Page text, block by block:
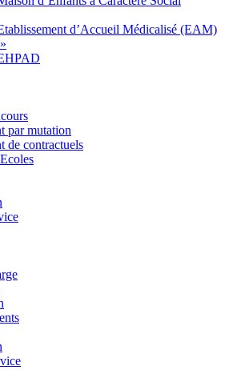
d’Accueil Médicalisé (EAM)
par mutation
de contractuels